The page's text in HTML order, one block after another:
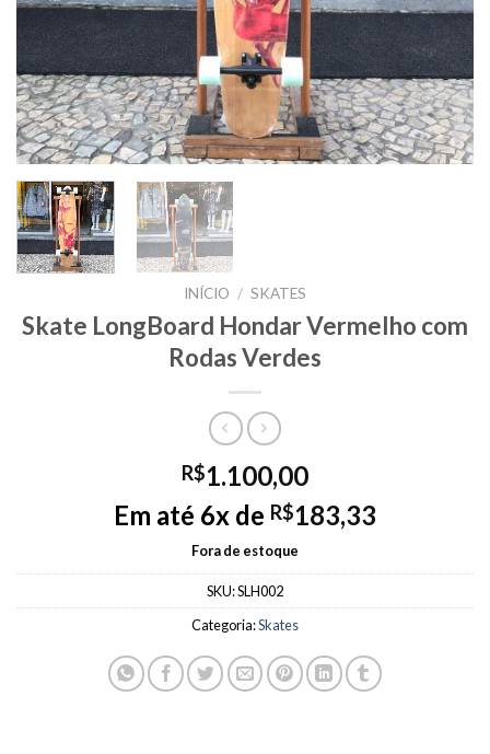
INÍCIO / SKATES
Skate LongBoard Hondar Vermelho com
Rodas Verdes
R$1.100,00
Em até 6x de R$183,33
Fora de estoque
SKU:SLH002
Categoria:Skates